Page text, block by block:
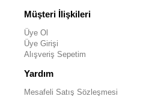
Müşteri İlişkileri
Üye Ol
Üye Girişi
Alışveriş Sepetim
Yardım
Mesafeli Satış Sözleşmesi